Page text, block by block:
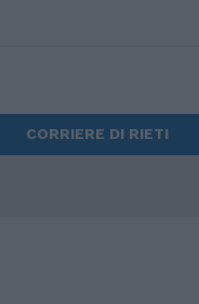
CORRIERE DI RIETI